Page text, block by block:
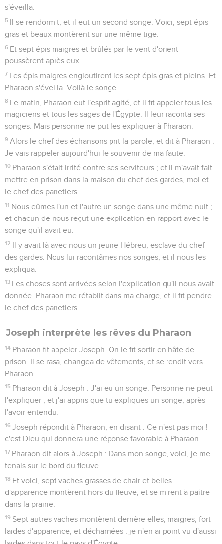
s'éveilla.
5 Il se rendormit, et il eut un second songe. Voici, sept épis
gras et beaux montèrent sur une même tige.
6 Et sept épis maigres et brûlés par le vent d'orient
poussèrent après eux.
7 Les épis maigres engloutirent les sept épis gras et pleins. Et
Pharaon s'éveilla. Voilà le songe.
8 Le matin, Pharaon eut l'esprit agité, et il fit appeler tous les
magiciens et tous les sages de l'Égypte. Il leur raconta ses
songes. Mais personne ne put les expliquer à Pharaon.
9 Alors le chef des échansons prit la parole, et dit à Pharaon :
Je vais rappeler aujourd'hui le souvenir de ma faute.
10 Pharaon s'était irrité contre ses serviteurs ; et il m'avait fait
mettre en prison dans la maison du chef des gardes, moi et
le chef des panetiers.
11 Nous eûmes l'un et l'autre un songe dans une même nuit ;
et chacun de nous reçut une explication en rapport avec le
songe qu'il avait eu.
12 Il y avait là avec nous un jeune Hébreu, esclave du chef
des gardes. Nous lui racontâmes nos songes, et il nous les
expliqua.
13 Les choses sont arrivées selon l'explication qu'il nous avait
donnée. Pharaon me rétablit dans ma charge, et il fit pendre
le chef des panetiers.
Joseph interprète les rêves du Pharaon
14 Pharaon fit appeler Joseph. On le fit sortir en hâte de
prison. Il se rasa, changea de vêtements, et se rendit vers
Pharaon.
15 Pharaon dit à Joseph : J'ai eu un songe. Personne ne peut
l'expliquer ; et j'ai appris que tu expliques un songe, après
l'avoir entendu.
16 Joseph répondit à Pharaon, en disant : Ce n'est pas moi !
c'est Dieu qui donnera une réponse favorable à Pharaon.
17 Pharaon dit alors à Joseph : Dans mon songe, voici, je me
tenais sur le bord du fleuve.
18 Et voici, sept vaches grasses de chair et belles
d'apparence montèrent hors du fleuve, et se mirent à paître
dans la prairie.
19 Sept autres vaches montèrent derrière elles, maigres, fort
laides d'apparence, et décharnées : je n'en ai point vu d'aussi